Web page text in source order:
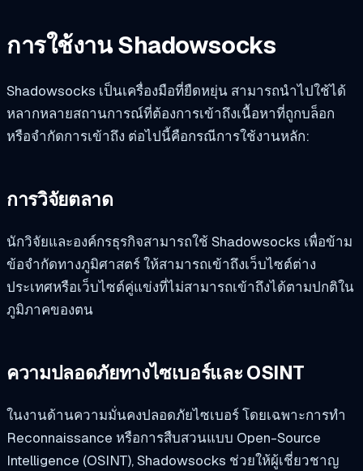
การใช้งาน Shadowsocks
Shadowsocks เป็นเครื่องมือที่ยืดหยุ่น สามารถนำไปใช้ได้
หลากหลายสถานการณ์ที่ต้องการเข้าถึงเนื้อหาที่ถูกบล็อก
หรือจำกัดการเข้าถึง ต่อไปนี้คือกรณีการใช้งานหลัก:
การวิจัยตลาด
นักวิจัยและองค์กรธุรกิจสามารถใช้ Shadowsocks เพื่อข้าม
ข้อจำกัดทางภูมิศาสตร์ ให้สามารถเข้าถึงเว็บไซต์ต่าง
ประเทศหรือเว็บไซต์คู่แข่งที่ไม่สามารถเข้าถึงได้ตามปกติใน
ภูมิภาคของตน
ความปลอดภัยทางไซเบอร์และ OSINT
ในงานด้านความมั่นคงปลอดภัยไซเบอร์ โดยเฉพาะการทำ
Reconnaissance หรือการสืบสวนแบบ Open-Source
Intelligence (OSINT), Shadowsocks ช่วยให้ผู้เชี่ยวชาญ